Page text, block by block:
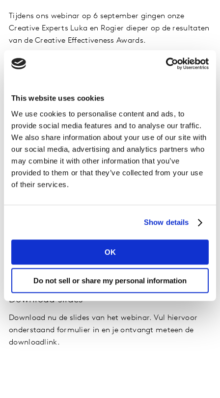
This website uses cookies
We use cookies to personalise content and ads, to
provide social media features and to analyse our traffic.
We also share information about your use of our site with
our social media, advertising and analytics partners who
may combine it with other information that you’ve
provided to them or that they’ve collected from your use
of their services.
Show details
OK
Do not sell or share my personal information
Tijdens ons webinar op 6 september gingen onze
Creative Experts Luka en Rogier dieper op de resultaten
van de Creative Effectiveness Awards.
Tijdens het webinar op dinsdag 6 september
Waarom juist deze winnaars gewonnen hebben:
welke ‘creatieve sparks’ en trends signaleerden we?
En wat zagen we specifiek in de Nederlandse
markt?
De nieuwste ontwikkelingen op het gebied van
creatie meten: testen via AI. Ideaal voor het snel
screenen van grotere volumes aan advertenties en
Inspirerende insights en handvatten om nog
Opname nu beschikbaar
jouw advertentie naar een hoger niveau tilt!
Download slides
Download nu de slides van het webinar. Vul hiervoor
onderstaand formulier in en je ontvangt meteen de
downloadlink.